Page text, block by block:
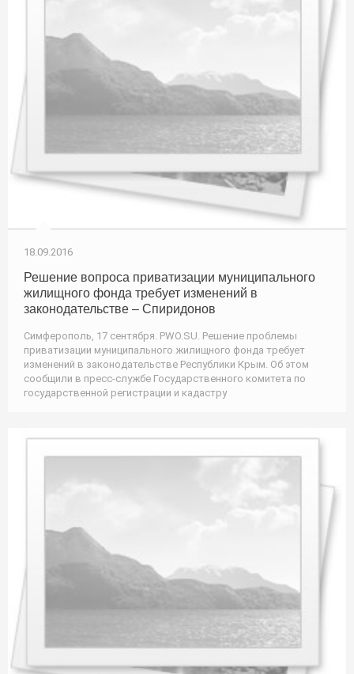
18.09.2016
Решение вопроса приватизации муниципального
жилищного фонда требует изменений в
законодательстве – Спиридонов
Симферополь, 17 сентября. PWO.SU. Решение проблемы
приватизации муниципального жилищного фонда требует
изменений в законодательстве Республики Крым. Об этом
сообщили в пресс-службе Государственного комитета по
государственной регистрации и кадастру